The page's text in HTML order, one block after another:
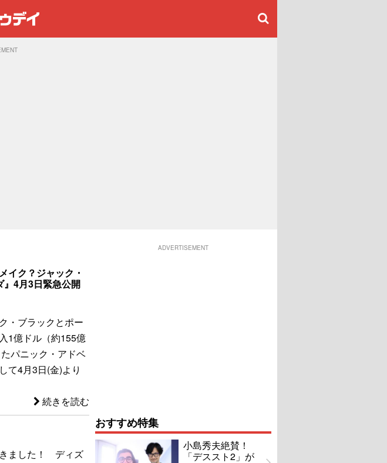
イク？ジャック・
』4月3日緊急公開
・ブラックとポー
1億ドル（約155億
パニック・アドベ
て4月3日(金)より
続きを読む
ました！ ディズ
ADVERTISEMENT
おすすめ特集
小島秀夫絶賛！
「デススト2」が